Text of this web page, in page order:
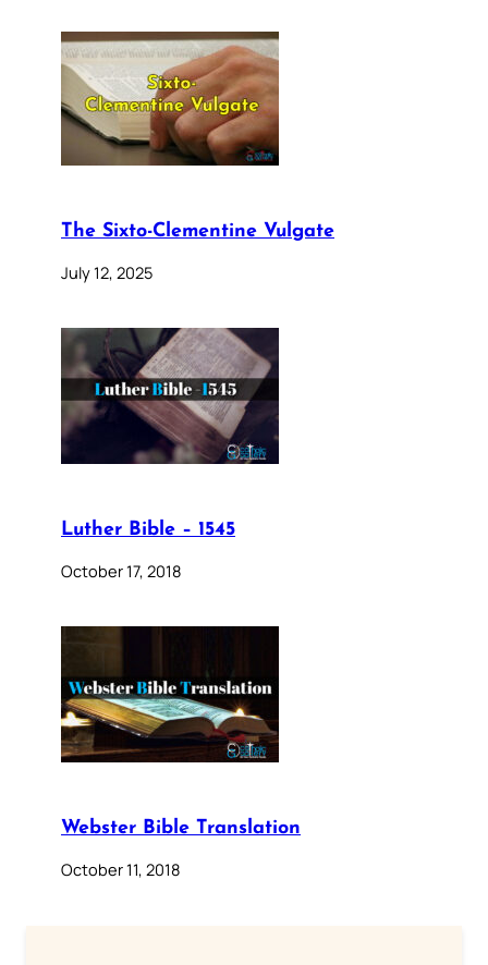
The Sixto-Clementine Vulgate
July 12, 2025
Luther Bible – 1545
October 17, 2018
Webster Bible Translation
October 11, 2018